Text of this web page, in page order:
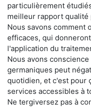
particulièrement
meilleur rapport qualité
Nous savons comment
efficaces, qui
l'application du
Nous avons
germaniques peut
quotidien, et c'est pour
services accessibles à
Ne tergiversez pas à